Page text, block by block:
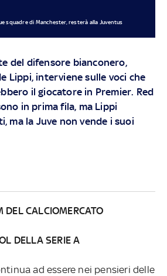
squadre di Manchester, resterà alla Juventus
del difensore bianconero,
Lippi, interviene sulle voci che
il giocatore in Premier. Red
in prima fila, ma Lippi
ma la Juve non vende i suoi
DEL CALCIOMERCATO
DELLA SERIE A
ad essere nei pensieri delle